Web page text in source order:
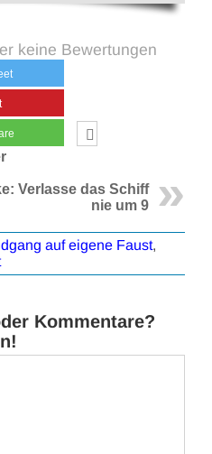
keine Bewertungen
Verlasse das Schiff
nie um 9
auf eigene Faust,
Kommentare?